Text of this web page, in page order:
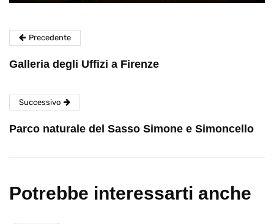
Precedente
Galleria degli Uffizi a Firenze
Successivo
Parco naturale del Sasso Simone e Simoncello
Potrebbe interessarti anche